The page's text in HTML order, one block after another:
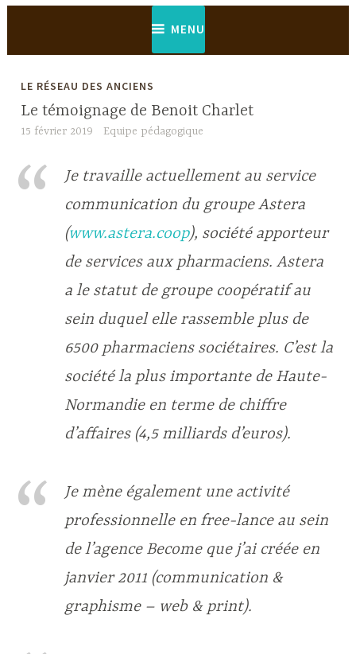
MENU
LE RÉSEAU DES ANCIENS
Le témoignage de Benoit Charlet
15 février 2019 Equipe pédagogique
Je travaille actuellement au service
communication du groupe Astera
(www.astera.coop), société apporteur
de services aux pharmaciens. Astera
a le statut de groupe coopératif au
sein duquel elle rassemble plus de
6500 pharmaciens sociétaires. C’est la
société la plus importante de Haute-
Normandie en terme de chiffre
d’affaires (4,5 milliards d’euros).
Je mène également une activité
professionnelle en free-lance au sein
de l’agence Become que j’ai créée en
janvier 2011 (communication &
graphisme – web & print).